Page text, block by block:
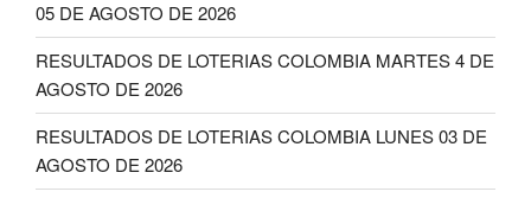
05 DE AGOSTO DE 2026
RESULTADOS DE LOTERIAS COLOMBIA MARTES 4 DE
AGOSTO DE 2026
RESULTADOS DE LOTERIAS COLOMBIA LUNES 03 DE
AGOSTO DE 2026